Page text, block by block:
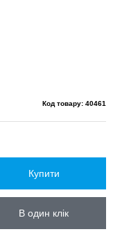
Код товару: 40461
Купити
В один клік